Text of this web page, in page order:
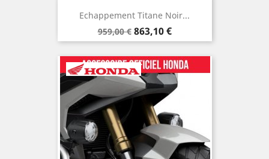
Echappement Titane Noir...
Prix
de
base
959,00 € Prix
863,10 €